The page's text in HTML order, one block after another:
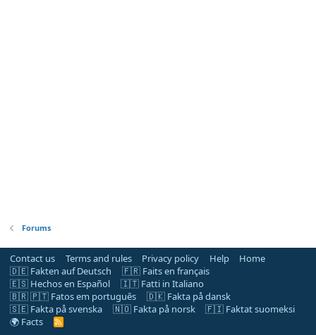
Forums
Contact us Terms and rules Privacy policy Help
Home
🇩🇪 Fakten auf Deutsch
🇫🇷 Faits en français
🇪🇸 Hechos en Español
🇮🇹 Fatti in Italiano
🇧🇷 🇵🇹 Fatos em português
🇩🇰 Fakta på dansk
🇸🇪 Fakta på svenska
🇳🇴 Fakta på norsk
🇫🇮 Faktat suomeksi
🌍 Facts
R